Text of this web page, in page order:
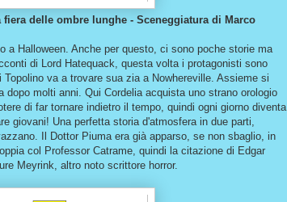
delle ombre lunghe - Sceneggiatura di Marco
a Halloween. Anche per questo, ci sono poche storie ma
di Lord Hatequack, questa volta i protagonisti sono
va a trovare sua zia a Nowhereville. Assieme si
dopo molti anni. Qui Cordelia acquista uno strano orologio
di far tornare indietro il tempo, quindi ogni giorno diventa
giovani! Una perfetta storia d'atmosfera in due parti,
Il Dottor Piuma era già apparso, se non sbaglio, in
col Professor Catrame, quindi la citazione di Edgar
Meyrink, altro noto scrittore horror.